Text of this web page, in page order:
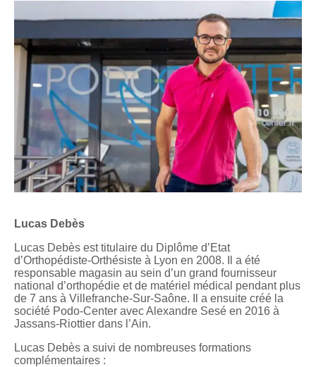
Lucas Debès
Lucas Debès est titulaire du Diplôme d’Etat
d’Orthopédiste-Orthésiste à Lyon en 2008. Il a été
responsable magasin au sein d’un grand fournisseur
national d’orthopédie et de matériel médical pendant plus
de 7 ans à Villefranche-Sur-Saône. Il a ensuite créé la
société Podo-Center avec Alexandre Sesé en 2016 à
Jassans-Riottier dans l’Ain.
Lucas Debès a suivi de nombreuses formations
complémentaires :